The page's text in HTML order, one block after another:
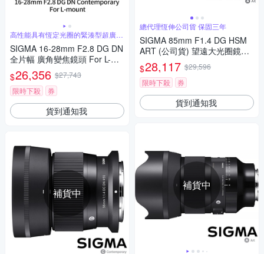
高性能具有恆定光圈的緊湊型超廣角
變焦
SIGMA 16-28mm F2.8 DG DN
全片幅 廣角變焦鏡頭 For L-mo
unt (公司貨)
$26,356 $27,743
限時下殺
券
貨到通知我
補貨中
總代理恆伸公司貨 保固三年
SIGMA 85mm F1.4 DG HSM
ART (公司貨) 望遠大光圈鏡頭
人像鏡
$28,117 $29,596
限時下殺
券
貨到通知我
補貨中